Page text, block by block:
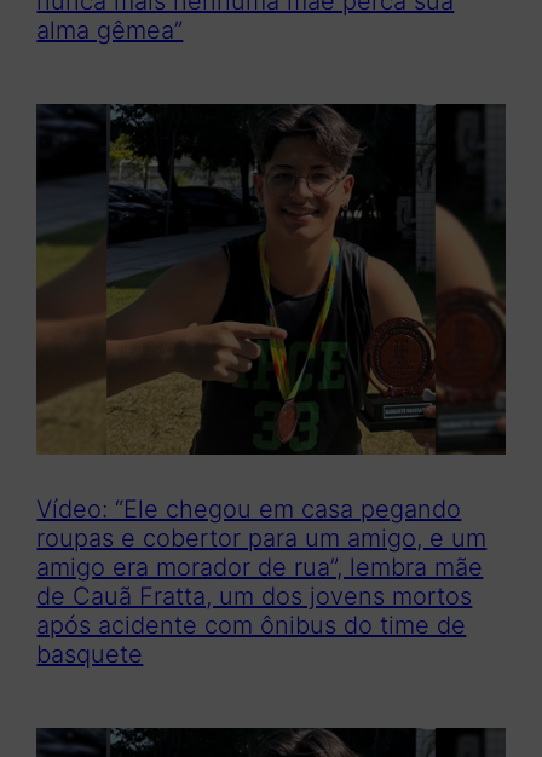
alma gêmea”
Vídeo: “Ele chegou em casa pegando
roupas e cobertor para um amigo, e um
amigo era morador de rua”, lembra mãe
de Cauã Fratta, um dos jovens mortos
após acidente com ônibus do time de
basquete